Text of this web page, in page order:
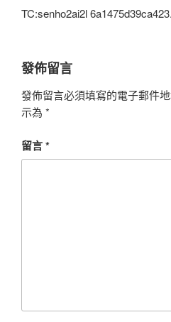
TC:senho2ai2l
發佈留言
發佈留言必須填寫的電子郵件
示為 *
留言*